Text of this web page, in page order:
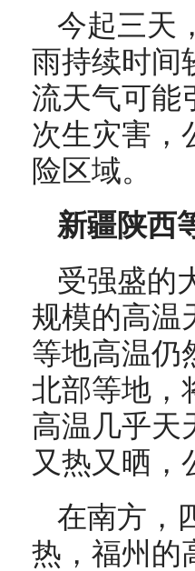
今起三天
雨持续时间
流天气可能
次生灾害，
险区域。
新疆陕西
受强盛的
规模的高温
等地高温仍
北部等地，
高温几乎天
又热又晒，
在南方，
热，福州的